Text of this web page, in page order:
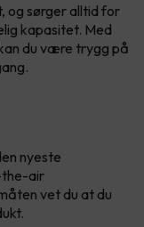
og sørger alltid for
kapasitet. Med
du være trygg på
nyeste
the-air
vet du at du